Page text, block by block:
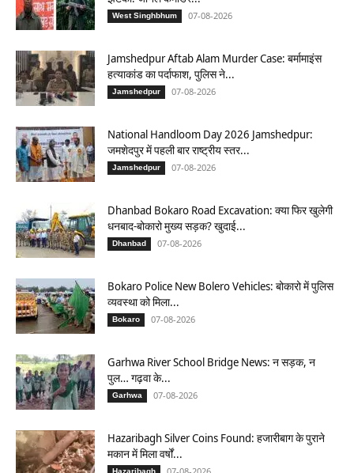
West Singhbhum 07-08-2026
Jamshedpur Aftab Alam Murder Case: बर्मामाइंस
हत्याकांड का पर्दाफाश, पुलिस ने...
Jamshedpur 07-08-2026
National Handloom Day 2026 Jamshedpur:
जमशेदपुर में पहली बार राष्ट्रीय स्तर...
Jamshedpur 07-08-2026
Dhanbad Bokaro Road Excavation: क्या फिर खुलेगी
धनबाद-बोकारो मुख्य सड़क? खुदाई...
Dhanbad 07-08-2026
Bokaro Police New Bolero Vehicles: बोकारो में पुलिस
व्यवस्था को मिला...
Bokaro 07-08-2026
Garhwa River School Bridge News: न सड़क, न
पुल… गढ़वा के...
Garhwa 07-08-2026
Hazaribagh Silver Coins Found: हजारीबाग के पुराने
मकान में मिला वर्षों...
Hazaribagh